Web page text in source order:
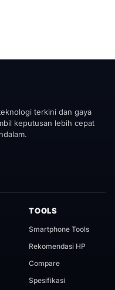
terkini dan gaya
keputusan lebih cepat
TOOLS
Smartphone Tools
Rekomendasi HP
Compare
Spesifikasi